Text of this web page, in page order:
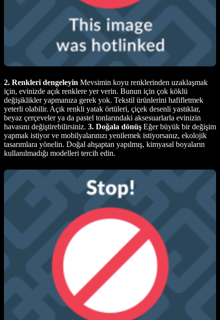
2. Renkleri dengeleyin Mevsimin koyu renklerinden uzaklaşmak
için, evinizde açık renklere yer verin. Bunun için çok köklü
değişiklikler yapmanıza gerek yok. Tekstil ürünlerini hafifletmek
yeterli olabilir. Açık renkli yatak örtüleri, çiçek desenli yastıklar,
beyaz çerçeveler ya da pastel tonlarındaki aksesuarlarla evinizin
havasını değiştirebilirsiniz. 3. Doğala dönüş Eğer büyük bir değişim
yapmak istiyor ve mobilyalarınızı yenilemek istiyorsanız, ekolojik
tasarımlara yönelin. Doğal ahşaptan yapılmış, kimyasal boyaların
kullanılmadığı modelleri tercih edin.